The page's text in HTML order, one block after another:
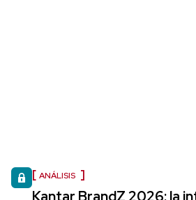
ANÁLISIS